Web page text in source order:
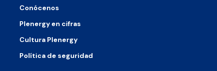
Conócenos
Plenergy en cifras
Cultura Plenergy
Política de seguridad